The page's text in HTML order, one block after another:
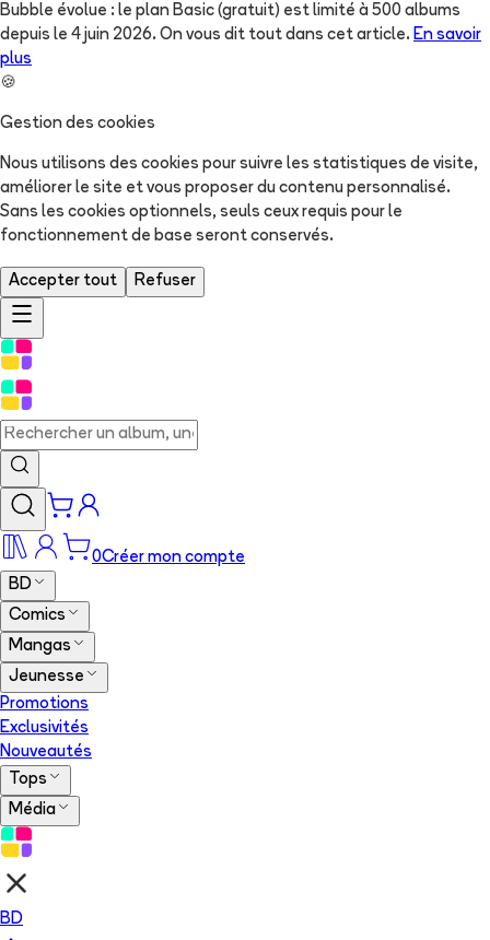
Bubble évolue : le plan Basic (gratuit) est limité à 500 albums
depuis le 4 juin 2026. On vous dit tout dans cet article. En savoir
plus
🍪
Gestion des cookies
Nous utilisons des cookies pour suivre les statistiques de visite,
améliorer le site et vous proposer du contenu personnalisé.
Sans les cookies optionnels, seuls ceux requis pour le
fonctionnement de base seront conservés.
Accepter tout Refuser
0Créer mon compte
BD
Comics
Mangas
Jeunesse
Promotions
Exclusivités
Nouveautés
Tops
Média
BD